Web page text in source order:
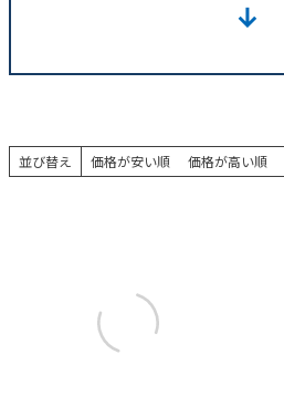
↓
並び替え 価格が安い順 価格が高い順